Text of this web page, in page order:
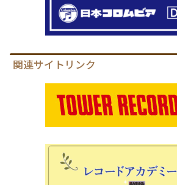
関連サイトリンク